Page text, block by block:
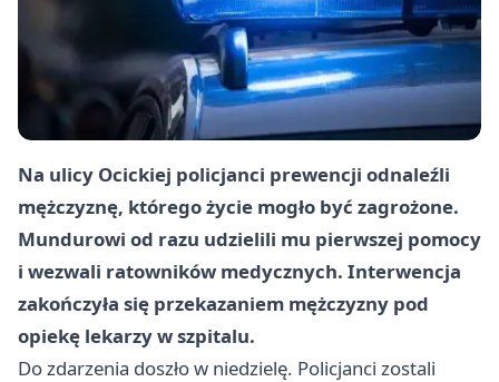
Na ulicy Ocickiej policjanci prewencji odnaleźli
mężczyznę, którego życie mogło być zagrożone.
Mundurowi od razu udzielili mu pierwszej pomocy
i wezwali ratowników medycznych. Interwencja
zakończyła się przekazaniem mężczyzny pod
opiekę lekarzy w szpitalu.
Do zdarzenia doszło w niedzielę. Policjanci zostali